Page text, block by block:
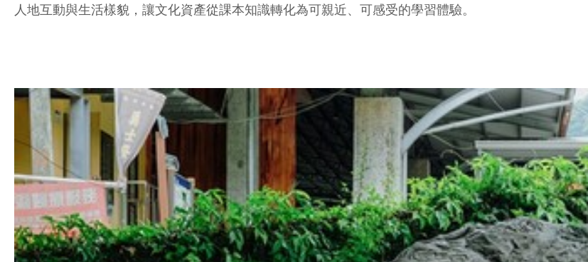
人地互動與生活樣貌，讓文化資產從課本知識轉化為可親近、可感受的學習體驗。